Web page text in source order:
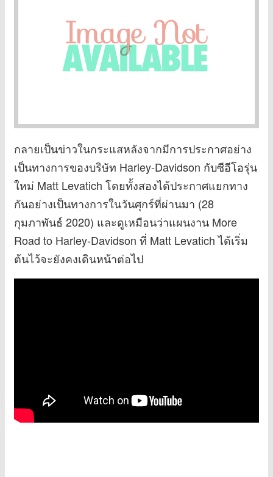
กลายเป็นข่าวในกระแสหลังจากมีการประกาศอย่าง
เป็นทางการของบริษัท Harley-Davidson กับซีอีโอรุ่น
ใหม่ Matt Levatich โดยทั้งสองได้ประกาศแยกทาง
กันอย่างเป็นทางการในวันศุกร์ที่ผ่านมา (28
กุมภาพันธ์ 2020) และดูเหมือนว่าแผนงาน More
Road to Harley-Davidson ที่ Matt Levatich ได้เริ่ม
ต้นไว้จะยังคงเดินหน้าต่อไป